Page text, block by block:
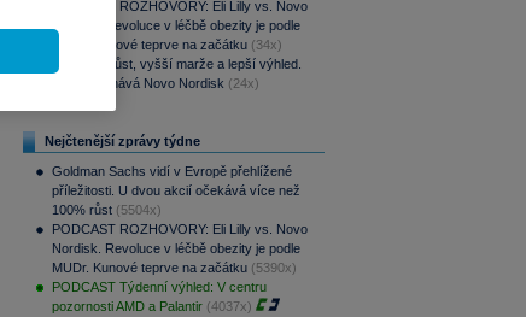
PODCAST ROZHOVORY: Eli Lilly vs. Novo
Nordisk. Revoluce v léčbě obezity je podle
MUDr. Kunové teprve na začátku (34x)
Rychlejší růst, vyšší marže a lepší výhled.
Lilly překonává Novo Nordisk (24x)
Nejčtenější zprávy týdne
Goldman Sachs vidí v Evropě přehlížené
příležitosti. U dvou akcií očekává více než
100% růst (5504x)
PODCAST ROZHOVORY: Eli Lilly vs. Novo
Nordisk. Revoluce v léčbě obezity je podle
MUDr. Kunové teprve na začátku (5390x)
PODCAST Týdenní výhled: V centru
pozornosti AMD a Palantir (4037x)